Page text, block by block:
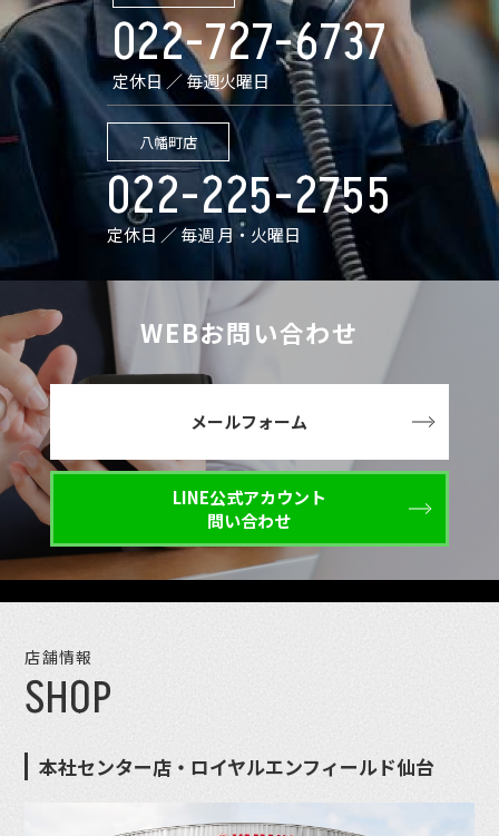
022-727-6737
定休日 ／ 毎週火曜日
八幡町店
022-225-2755
定休日 ／ 毎週 月・火曜日
WEBお問い合わせ
メールフォーム
LINE公式アカウント
問い合わせ
店舗情報
SHOP
本社センター店・ロイヤルエンフィールド仙台